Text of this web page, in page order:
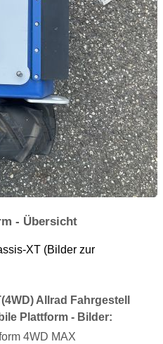
- Übersicht
XT (Bilder zur
Allrad Fahrgestell
Plattform - Bilder:
4WD MAX